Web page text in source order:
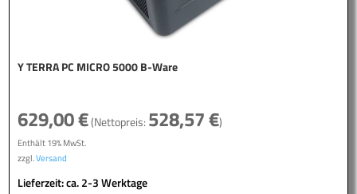
Y TERRA PC MICRO 5000 B-Ware
629,00€(Nettopreis: 528,57€)
Enthält 19% MwSt.
zzgl.Versand
Lieferzeit: ca. 2-3 Werktage